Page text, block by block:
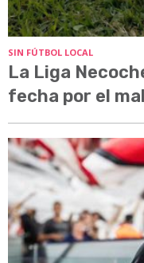
SIN FÚTBOL LOCAL
La Liga
fecha por el